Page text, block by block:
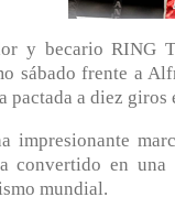
y becario RING
sábado frente a
a diez giros
impresionante
convertido en
mundial.